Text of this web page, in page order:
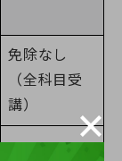
免除なし
（全科目受
講）